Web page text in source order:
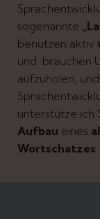
sogenannte
benutzen aktiv
und brauchen
aufzuholen,
unterstütze ich
Aufbau eines
Wortschatzes